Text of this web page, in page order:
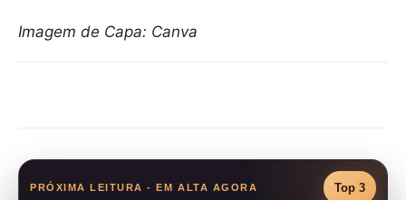
Imagem de Capa: Canva
PRÓXIMA LEITURA - EM ALTA AGORA Top 3